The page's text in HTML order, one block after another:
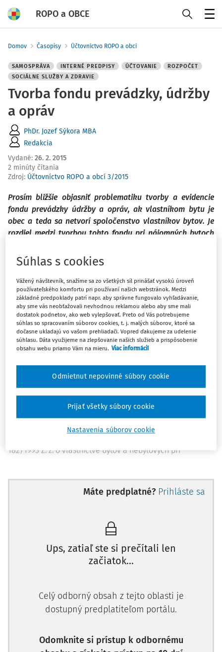
ROPO a OBCE
Domov Časopisy Účtovníctvo ROPO a obcí
SAMOSPRÁVA INTERNÉ PREDPISY ÚČTOVANIE
ROZPOČET
SOCIÁLNE SLUŽBY A ZDRAVIE
Tvorba fondu prevádzky, údržby
a opráv
PhDr. Jozef Sýkora MBA
Redakcia
Vydané: 26. 2. 2015
2 minúty čítania
Zdroj: Účtovníctvo ROPO a obcí 3/2015
Prosím bližšie objasniť problematiku tvorby a evidencie
fondu prevádzky údržby a opráv, ak vlastníkom bytu je
obec a teda sa netvorí spoločenstvo vlastníkov bytov. Je
rozdiel medzi tvorbou tohto fondu pri nájomných bytoch
budúcich nájomcov a ŠFRB, z prostriedkov dotácie na
rozvoj sociálneho bývania a ŠFRB? Musia byť prostriedky
fondu na oddelenom účte od ostatných úhrad za spoločné
priestory? V prípade, ak každý dom má svoj bankový účet,
ale sú tu evidované prostriedky, ktoré nájomcovia platia v
jednej čiastke ako tzv. pohyblivú čiastku mesačného
nájomného, v ktorej sú zahrnuté všetky zložky nájomného
okrem splátky úveru? Podľa zákona č. 443/2010 Z. z.
vlastník bytu tvorí fond údržby v prípade, ak obec tvorí
fond údržby len do výšky úhrad od nájomcov, ide o
porušenie zákona? Platí toto ustanovenie len pri
dotovaných bytoch?
vlastníkov bytov, obec (v postavení vlastníka aj správcu)
182/1993 Z. z. o vlastníctve bytov a nebytových pri
Máte predplatné? Prihláste sa
Ups, zatiaľ ste si prečítali len
začiatok...
Celý odborný obsah z tejto oblasti je
dostupný predplatiteľom portálu.
Odomknite si prístup k odbornému
Súhlas s cookies
Vážený návštevník, snažíme sa zo všetkých síl prinášať vysokú úroveň
používateľského komfortu pri používaní našich webstránok. Medzi
základné predpoklady patrí napr. aby správne fungovalo vyhľadávanie,
aby sme vás neobťažovali nevhodnou reklamou alebo aby sme mali
dostatok podnetov, ako web vylepšovať. Preto od Vás potrebujeme
súhlas so spracovaním súborov cookies, t. j. malých súborov, ktoré sa
dočasne ukladajú vo vašom prehliadači. Vopred ďakujeme za udelenie
súhlasu. Dáta využijeme na zlepšovanie našich služieb a prispôsobenie
obsahu webu priamo Vám na mieru. Viac informácií
Nastavenia súborov cookie
Odmietnut nepovinné súbory cookie
Prijať všetky súbory cookie